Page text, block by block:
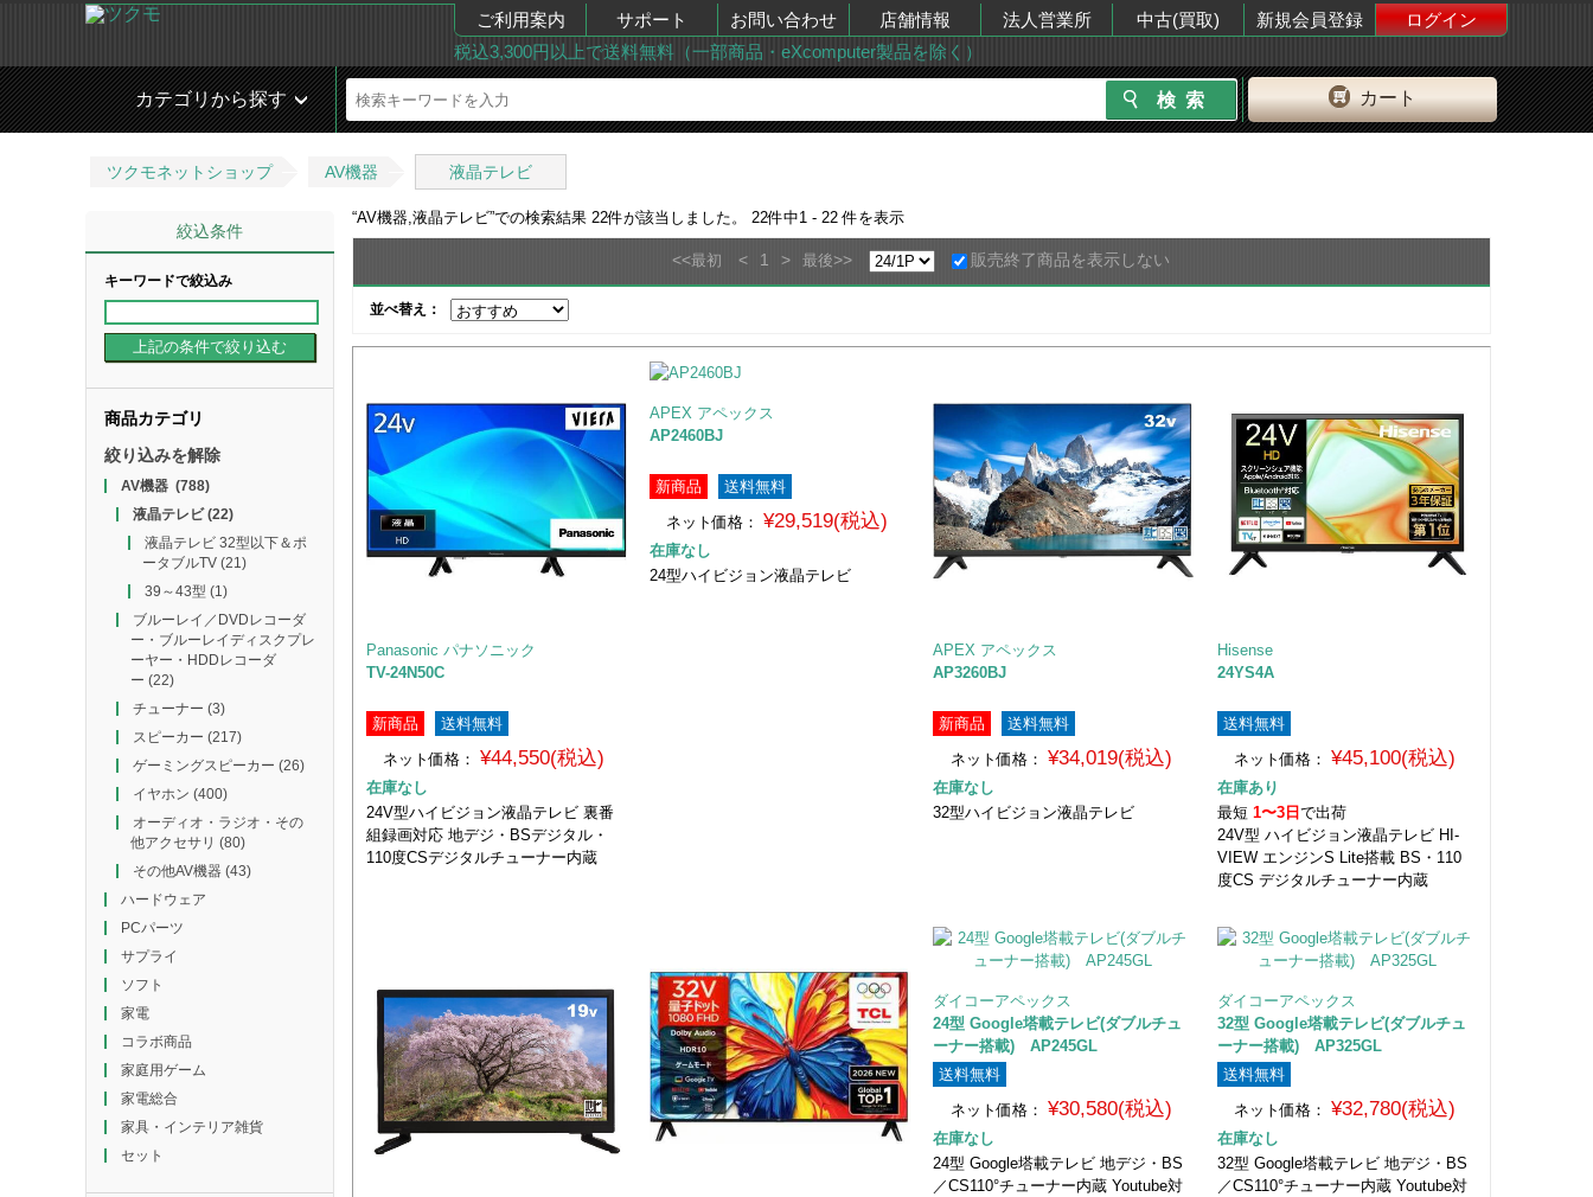
ご利用案内 サポート お問い合わせ 店舗情報 法人営業所 中古(買取) 新規会員登録
ログイン
税込3,300円以上で送料無料（一部商品・eXcomputer製品を除く）
カート
カテゴリから探す
ツクモネットショップ AV機器 液晶テレビ
絞込条件
キーワードで絞込み
商品カテゴリ
絞り込みを解除
AV機器(788)
液晶テレビ(22)
液晶テレビ 32型以下＆ポ
ータブルTV(21)
39～43型 (1)
ブルーレイ／DVDレコーダ
ー・ブルーレイディスクプレ
ーヤー・HDDレコーダ
ー (22)
チューナー (3)
スピーカー (217)
ゲーミングスピーカー (26)
イヤホン (400)
オーディオ・ラジオ・その
他アクセサリ (80)
その他AV機器(43)
ハードウェア
PCパーツ
サプライ
ソフト
家電
コラボ商品
家庭用ゲーム
家電総合
家具・インテリア雑貨
セット
“AV機器,液晶テレビ”での検索結果 22件が該当しました。 22件中1 - 22 件を表示
<<最初 < 1 > 最後>> 販売終了商品を表示しない
並べ替え：
Panasonic パナソニック
TV-24N50C
新商品
送料無料
ネット価格：
¥44,550(税込)
在庫なし
24V型ハイビジョン液晶テレビ 裏番
組録画対応 地デジ・BSデジタル・
110度CSデジタルチューナー内蔵
APEX アペックス
AP2460BJ
新商品
送料無料
ネット価格：
¥29,519(税込)
在庫なし
24型ハイビジョン液晶テレビ
APEX アペックス
AP3260BJ
新商品
送料無料
ネット価格： ¥34,019(税込)
在庫なし
32型ハイビジョン液晶テレビ
Hisense
24YS4A
送料無料
ネット価格： ¥45,100(税込)
在庫あり
最短 1〜3日 で出荷
24V型 ハイビジョン液晶テレビ HI-
VIEW エンジンS Lite搭載 BS・110
度CS デジタルチューナー内蔵
ダイコーアペックス
24型 Google塔載テレビ(ダブルチュ
ーナー搭載) AP245GL
送料無料
ネット価格： ¥30,580(税込)
在庫なし
24型 Google塔載テレビ 地デジ・BS
／CS110°チューナー内蔵 Youtube対
ダイコーアペックス
32型 Google塔載テレビ(ダブルチュ
ーナー搭載) AP325GL
送料無料
ネット価格： ¥32,780(税込)
在庫なし
32型 Google塔載テレビ 地デジ・BS
／CS110°チューナー内蔵 Youtube対